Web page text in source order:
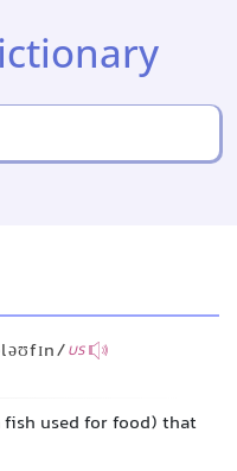
US
used for food) that